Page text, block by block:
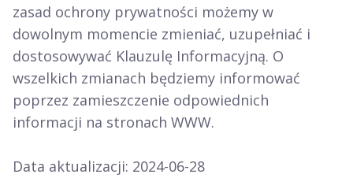
zasad ochrony prywatności możemy w
dowolnym momencie zmieniać, uzupełniać i
dostosowywać Klauzulę Informacyjną. O
wszelkich zmianach będziemy informować
poprzez zamieszczenie odpowiednich
informacji na stronach WWW.
Data aktualizacji: 2024-06-28